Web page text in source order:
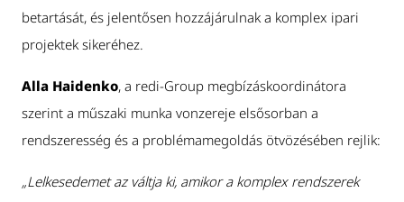
betartását, és jelentősen hozzájárulnak a komplex ipari
projektek sikeréhez.
Alla Haidenko, a redi-Group megbízáskoordinátora
szerint a műszaki munka vonzereje elsősorban a
rendszeresség és a problémamegoldás ötvözésében rejlik:
„Lelkesedemet az váltja ki, amikor a komplex rendszerek